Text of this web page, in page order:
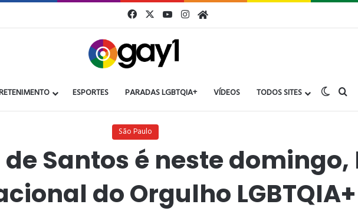
Facebook
X YouTube
Instagram
Gay1
ESPORTES PARADAS LGBTQIA+ VÍDEOS TODOS SITES Switch
São Paulo
de Santos é neste domingo,
do Orgulho LGBTQIA+